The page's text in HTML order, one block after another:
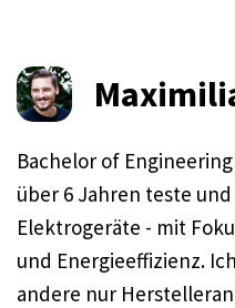
springen
Bachelor of
über 6 Jahren teste
Elektrogeräte - mit
und Energieeffizienz.
andere nur